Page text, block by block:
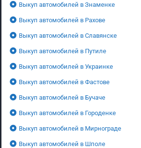
Выкуп автомобилей в Знаменке
Выкуп автомобилей в Рахове
Выкуп автомобилей в Славянске
Выкуп автомобилей в Путиле
Выкуп автомобилей в Украинке
Выкуп автомобилей в Фастове
Выкуп автомобилей в Бучаче
Выкуп автомобилей в Городенке
Выкуп автомобилей в Мирнограде
Выкуп автомобилей в Шполе